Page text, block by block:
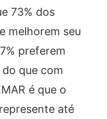
73% dos
melhorem seu
preferem
que com
é que o
até